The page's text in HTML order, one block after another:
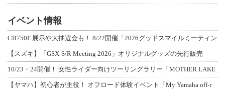
イベント情報
CB750F 展示や大抽選会も！ 8/22開催「2026グッドスマイルミーティン
【スズキ】「GSX-S/R Meeting 2026」オリジナルグッズの先行販売
10/23・24開催！ 女性ライダー向けツーリングラリー「MOTHER LAKE
【ヤマハ】初心者が主役！ オフロード体験イベント「My Yamaha off-r